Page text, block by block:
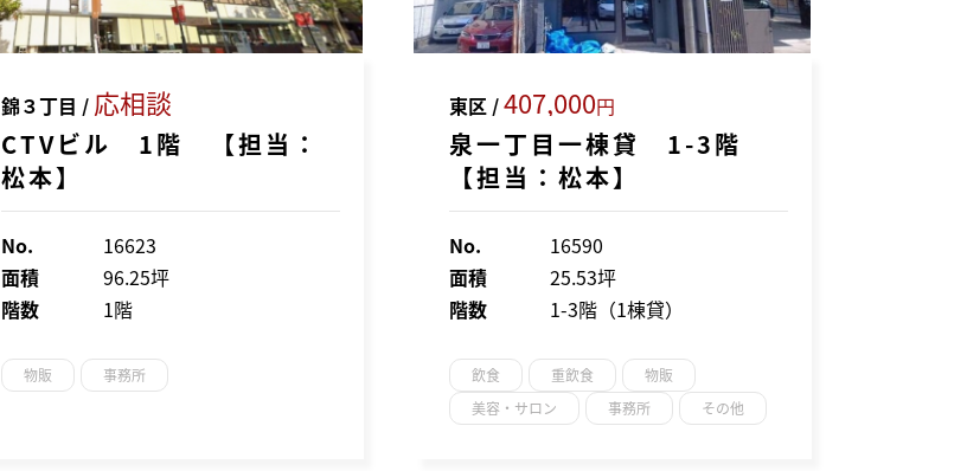
錦３丁目 / 応相談
CTVビル 1階 【担当：
松本】
No.
16623
面積
96.25坪
階数
1階
物販 事務所
東区 /407,000円
泉一丁目一棟貸 1-3階
【担当：松本】
No.
16590
面積
25.53坪
階数
1-3階（1棟貸）
飲食 重飲食
物販
美容・サロン
事務所 その他